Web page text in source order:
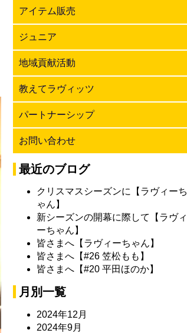
アイテム販売
ジュニア
地域貢献活動
教えてラヴィッツ
パートナーシップ
お問い合わせ
最近のブログ
クリスマスシーズンに【ラヴィーち
ゃん】
新シーズンの開幕に際して【ラヴィ
ーちゃん】
皆さまへ【ラヴィーちゃん】
皆さまへ【#26 笠松もも】
皆さまへ【#20 平田ほのか】
月別一覧
2024年12月
2024年9月